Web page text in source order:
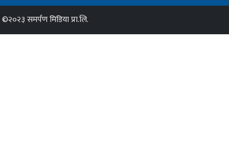
©२०२३ समर्पण मिडिया प्रा.लि.